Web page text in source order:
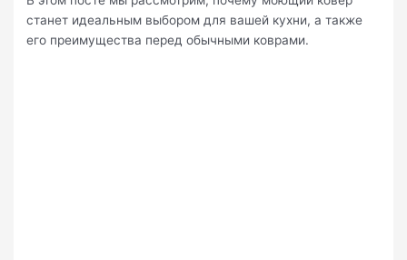
станет идеальным выбором для вашей кухни, а также
его преимущества перед обычными коврами.